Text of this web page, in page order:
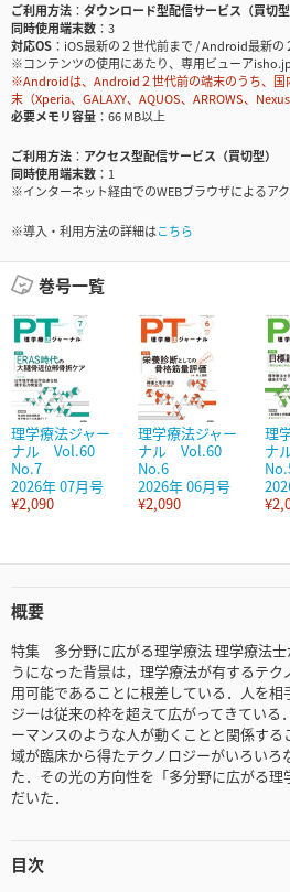
ご利用方法
ダウンロード型配信サービス（買切型
同時使用端末数
3
対応OS
iOS最新の２世代前まで / Android最新の
※コンテンツの使用にあたり、専用ビューア
※Androidは、Android２世代前の端末のうち、国
末（Xperia、GALAXY、AQUOS、ARROWS、
必要メモリ容量
66 MB以上
ご利用方法
アクセス型配信サービス（買切型）
同時使用端末数
1
※インターネット経由でのWEBブラウザによるア
※導入・利用方法の詳細はこちら
巻号一覧
理学療法ジャー
ナル Vol.60
No.7
2026年 07月号
¥2,090
理学療法ジャー
ナル Vol.60
No.6
2026年 06月号
¥2,090
理
ナ
概要
特集 多分野に広がる理学療法 理学療法士
うになった背景は，理学療法が有するテ
用可能であることに根差している．人を
ジーは従来の枠を超えて広がってきてい
ーマンスのような人が動くことと関係す
域が臨床から得たテクノロジーがいろいろ
た．その光の方向性を「多分野に広がる
だいた．
目次